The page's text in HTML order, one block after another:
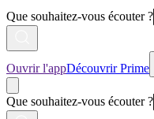
Que souhaitez-vous écouter ?
Ouvrir l'appDécouvrir Prime
Que souhaitez-vous écouter ?